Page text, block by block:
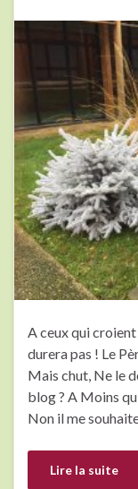
A ceux qui
durera pas ! Le
Mais chut, Ne le
blog ? A Moins
Non il me
Lire la suite